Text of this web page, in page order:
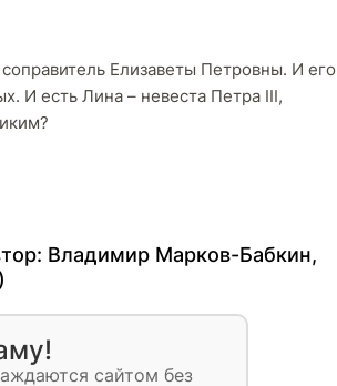
Елизаветы Петровны. И его
И есть Лина – невеста Петра III,
Владимир Марков-Бабкин,
)
сайтом без